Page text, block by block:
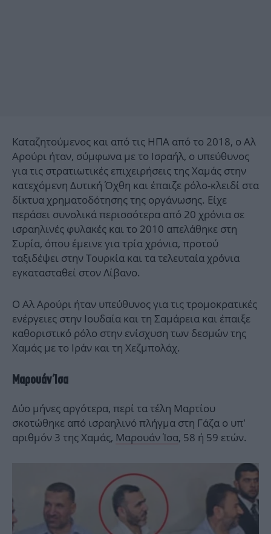
Καταζητούμενος και από τις ΗΠΑ από το 2018, ο Αλ
Αρούρι ήταν, σύμφωνα με το Ισραήλ, ο υπεύθυνος
για τις στρατιωτικές επιχειρήσεις της Χαμάς στην
κατεχόμενη Δυτική Όχθη και έπαιζε ρόλο-κλειδί στα
δίκτυα χρηματοδότησης της οργάνωσης. Είχε
περάσει συνολικά περισσότερα από 20 χρόνια σε
ισραηλινές φυλακές και το 2010 απελάθηκε στη
Συρία, όπου έμεινε για τρία χρόνια, προτού
ταξιδέψει στην Τουρκία και τα τελευταία χρόνια
εγκατασταθεί στον Λίβανο.
Ο Αλ Αρούρι ήταν υπεύθυνος για τις τρομοκρατικές
ενέργειες στην Ιουδαία και τη Σαμάρεια και έπαιξε
καθοριστικό ρόλο στην ενίσχυση των δεσμών της
Χαμάς με το Ιράν και τη Χεζμπολάχ.
Μαρουάν Ίσα
Δύο μήνες αργότερα, περί τα τέλη Μαρτίου
σκοτώθηκε από ισραηλινό πλήγμα στη Γάζα ο υπ’
αριθμόν 3 της Χαμάς, Μαρουάν Ίσα, 58 ή 59 ετών.